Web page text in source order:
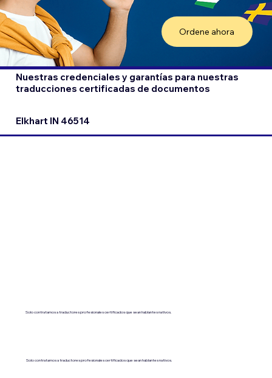
Ordene ahora
Nuestras credenciales y garantías para nuestras
traducciones certificadas de documentos
Elkhart IN 46514
Solo contratamos a traductores profesionales certificados que sean hablantes nativos.
Solo contratamos a traductores profesionales certificados que sean hablantes nativos.